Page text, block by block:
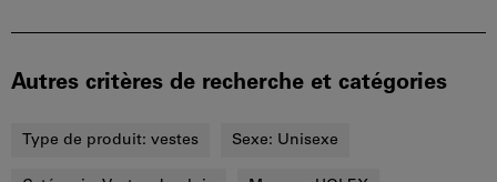
Autres critères de recherche et catégories
Type de produit: vestes Sexe: Unisexe